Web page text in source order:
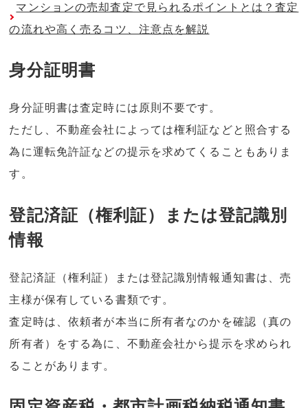
マンションの売却査定で見られるポイントとは？査定
の流れや高く売るコツ、注意点を解説
身分証明書
身分証明書は査定時には原則不要です。
ただし、不動産会社によっては権利証などと照合する
為に運転免許証などの提示を求めてくることもありま
す。
登記済証（権利証）または登記識別
情報
登記済証（権利証）または登記識別情報通知書は、売
主様が保有している書類です。
査定時は、依頼者が本当に所有者なのかを確認（真の
所有者）をする為に、不動産会社から提示を求められ
ることがあります。